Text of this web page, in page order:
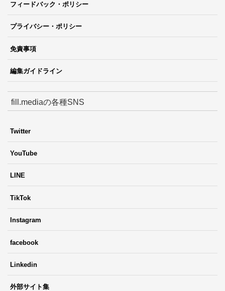
フィードバック・ポリシー
プライバシー・ポリシー
免責事項
編集ガイドライン
fill.mediaの各種SNS
Twitter
YouTube
LINE
TikTok
Instagram
facebook
Linkedin
外部サイト集